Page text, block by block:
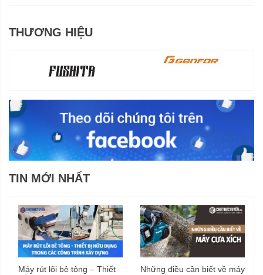
THƯƠNG HIỆU
TIN MỚI NHẤT
Máy rút lõi bê tông – Thiết
Những điều cần biết về máy